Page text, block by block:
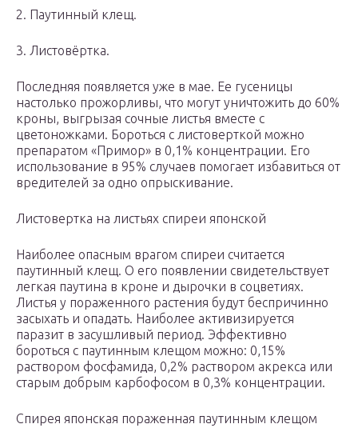
2. Паутинный клещ.
3. Листовёртка.
Последняя появляется уже в мае. Ее гусеницы
настолько прожорливы, что могут уничтожить до 60%
кроны, выгрызая сочные листья вместе с
цветоножками. Бороться с листоверткой можно
препаратом «Примор» в 0,1% концентрации. Его
использование в 95% случаев помогает избавиться от
вредителей за одно опрыскивание.
Листовертка на листьях спиреи японской
Наиболее опасным врагом спиреи считается
паутинный клещ. О его появлении свидетельствует
легкая паутина в кроне и дырочки в соцветиях.
Листья у пораженного растения будут беспричинно
засыхать и опадать. Наиболее активизируется
паразит в засушливый период. Эффективно
бороться с паутинным клещом можно: 0,15%
раствором фосфамида, 0,2% раствором акрекса или
старым добрым карбофосом в 0,3% концентрации.
Спирея японская пораженная паутинным клещом